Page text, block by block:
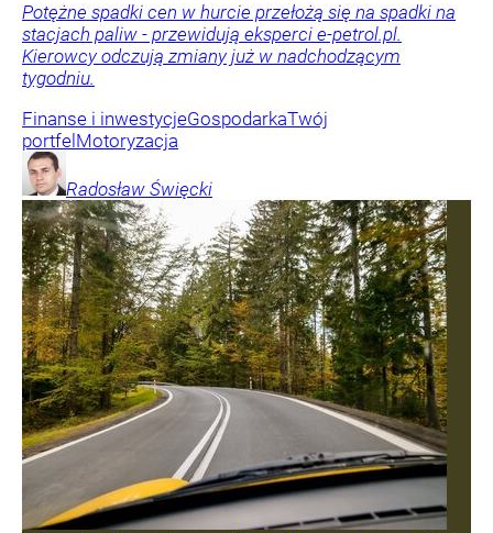
Potężne spadki cen w hurcie przełożą się na spadki na
stacjach paliw - przewidują eksperci e-petrol.pl.
Kierowcy odczują zmiany już w nadchodzącym
tygodniu.
Finanse i inwestycjeGospodarkaTwój
portfel Motoryzacja
Radosław Święcki